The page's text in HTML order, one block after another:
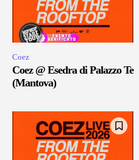
Coez
Coez @ Esedra di Palazzo Te
(Mantova)